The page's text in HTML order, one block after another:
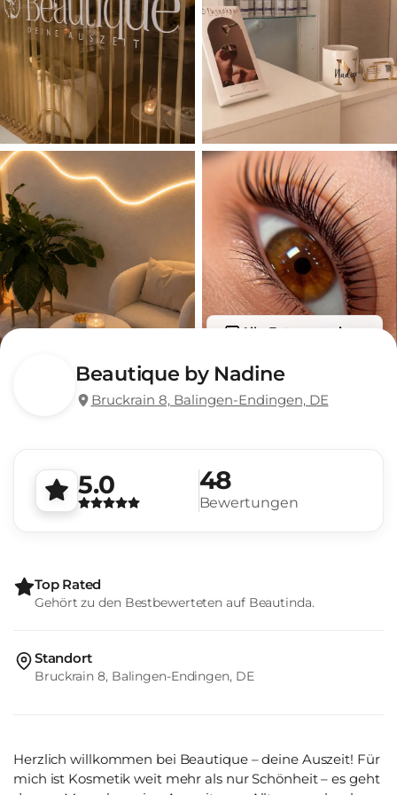
Alle Fotos anzeigen
Beautique by Nadine
Bruckrain 8, Balingen-Endingen, DE
5.0 48
Bewertungen
Top Rated
Gehört zu den Bestbewerteten auf Beautinda.
Standort
Bruckrain 8, Balingen-Endingen, DE
Herzlich willkommen bei Beautique – deine Auszeit! Für
mich ist Kosmetik weit mehr als nur Schönheit – es geht